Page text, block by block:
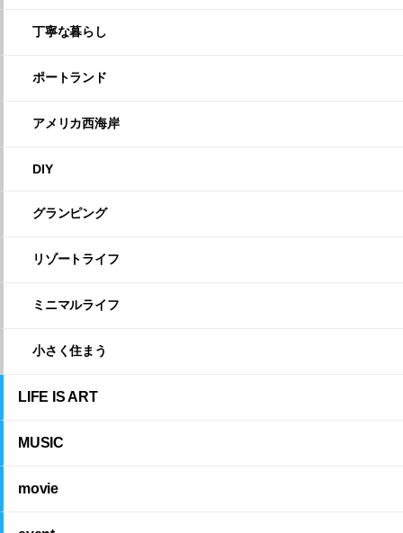
丁寧な暮らし
ポートランド
アメリカ西海岸
DIY
グランピング
リゾートライフ
ミニマルライフ
小さく住まう
LIFE IS ART
MUSIC
movie